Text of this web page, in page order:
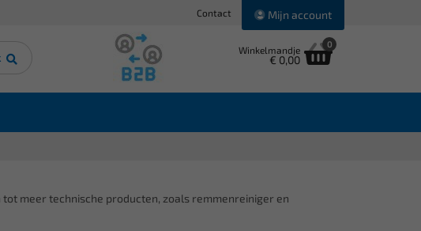
Contact Mijn account
Winkelmandje
€ 0,00
0
meer technische producten, zoals remmenreiniger en